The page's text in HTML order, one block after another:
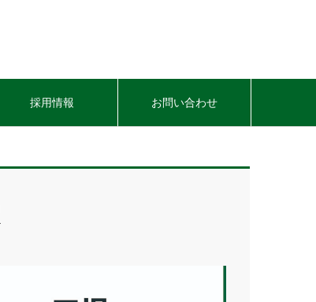
採用情報 お問い合わせ